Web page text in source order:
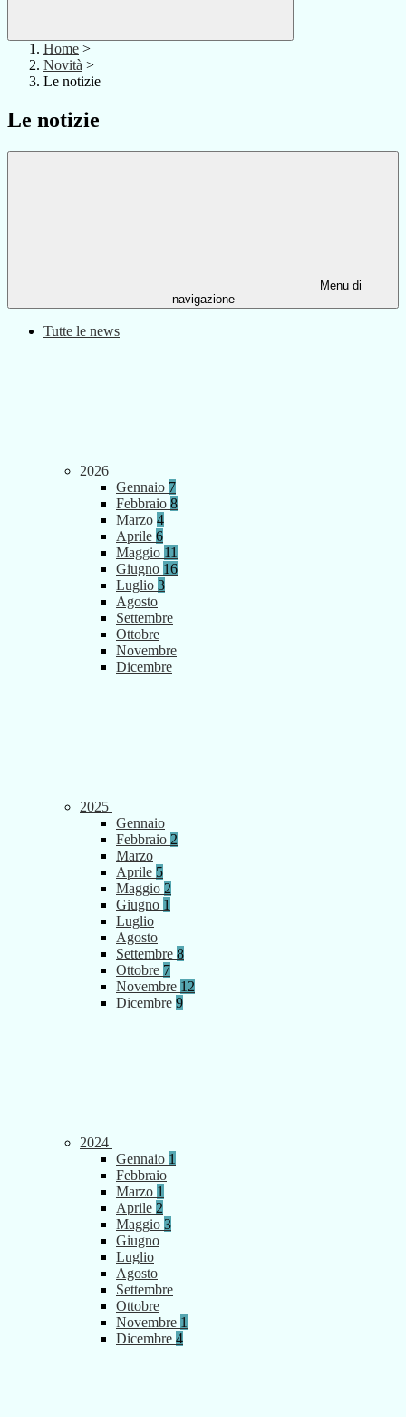
Home >
Novità >
Le notizie
Le notizie
Menu di
navigazione
Tutte le news
2026
Gennaio 7
Febbraio 8
Marzo 4
Aprile 6
Maggio 11
Giugno 16
Luglio 3
Agosto
Settembre
Ottobre
Novembre
Dicembre
2025
Gennaio
Febbraio 2
Marzo
Aprile 5
Maggio 2
Giugno 1
Luglio
Agosto
Settembre 8
Ottobre 7
Novembre 12
Dicembre 9
2024
Gennaio 1
Febbraio
Marzo 1
Aprile 2
Maggio 3
Giugno
Luglio
Agosto
Settembre
Ottobre
Novembre 1
Dicembre 4